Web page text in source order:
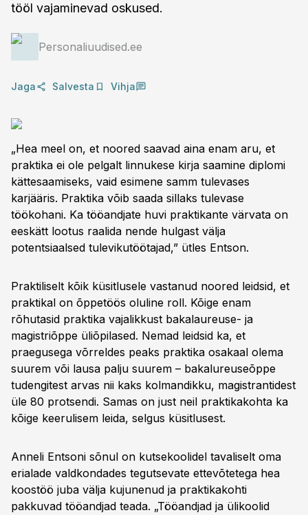
tööl vajaminevad oskused.
Personaliuudised.ee
Jaga Salvesta Vihja
„Hea meel on, et noored saavad aina enam aru, et
praktika ei ole pelgalt linnukese kirja saamine diplomi
kättesaamiseks, vaid esimene samm tulevases
karjääris. Praktika võib saada sillaks tulevase
töökohani. Ka tööandjate huvi praktikante värvata on
eeskätt lootus raalida nende hulgast välja
potentsiaalsed tulevikutöötajad,” ütles Entson.
Praktiliselt kõik küsitlusele vastanud noored leidsid, et
praktikal on õppetöös oluline roll. Kõige enam
rõhutasid praktika vajalikkust bakalaureuse- ja
magistriõppe üliõpilased. Nemad leidsid ka, et
praegusega võrreldes peaks praktika osakaal olema
suurem või lausa palju suurem – bakalureuseõppe
tudengitest arvas nii kaks kolmandikku, magistrantidest
üle 80 protsendi. Samas on just neil praktikakohta ka
kõige keerulisem leida, selgus küsitlusest.
Anneli Entsoni sõnul on kutsekoolidel tavaliselt oma
erialade valdkondades tegutsevate ettevõtetega hea
koostöö juba välja kujunenud ja praktikakohti
pakkuvad tööandjad teada. „Tööandjad ja ülikoolid